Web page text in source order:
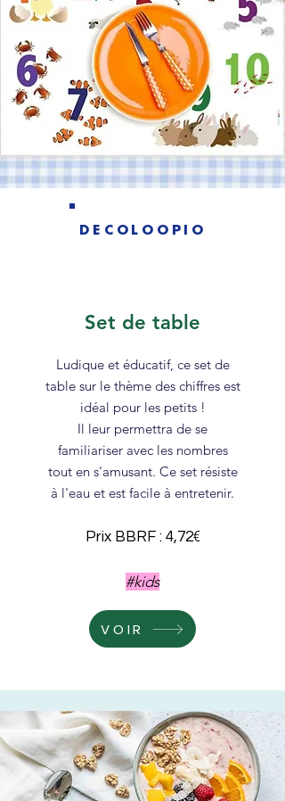
DECO LOOPIO
Set de table
Ludique et éducatif, ce set de
table sur le thème des chiffres est
idéal pour les petits !
Il leur permettra de se
familiariser avec les nombres
tout en s'amusant. Ce set résiste
à l'eau et est facile à entretenir.
Prix BBRF : 4,72€
#kids
VOIR